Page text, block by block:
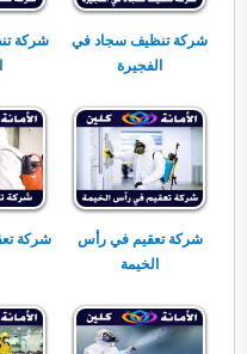
شركة تنظيف سجاد في
الفجيرة
شركة
شركة تعقيم في رأس
الخيمة
شركة